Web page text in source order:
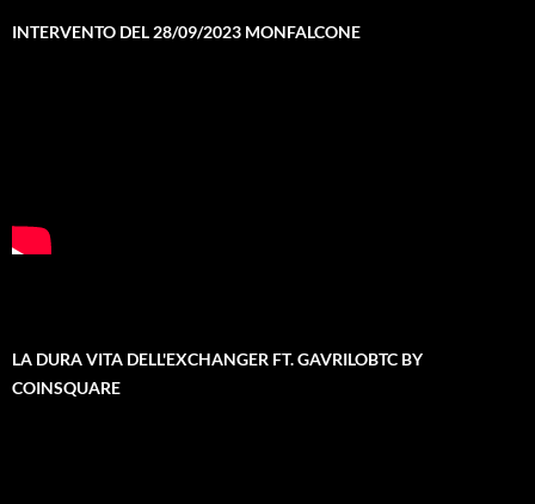
INTERVENTO DEL 28/09/2023 MONFALCONE
LA DURA VITA DELL'EXCHANGER FT. GAVRILOBTC BY
COINSQUARE